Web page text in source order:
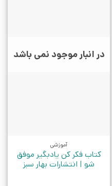
در انبار موجود نمی باشد
آموزشی
کتاب فکر کن یادبگیر موفق
شو | انتشارات بهار سبز